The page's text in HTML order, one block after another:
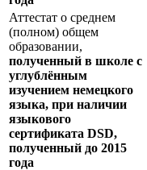
Аттестат о среднем
(полном) общем
образовании,
полученный в школе с
углублённым
изучением немецкого
языка, при наличии
языкового
сертификата DSD,
полученный до 2015
года